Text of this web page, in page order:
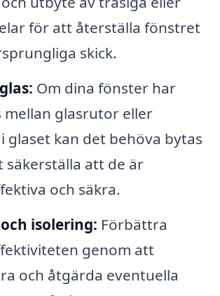
för att återställa fönstret
skick.
Om dina fönster har
mellan glasrutor eller
glaset kan det behöva bytas
säkerställa att de är
och säkra.
isolering: Förbättra
genom att
och åtgärda eventuella